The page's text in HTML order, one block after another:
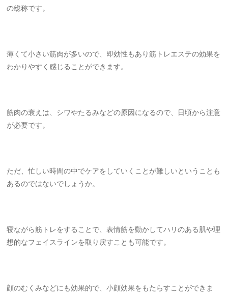
の総称です。
薄くて小さい筋肉が多いので、即効性もあり筋トレエステの効果を
わかりやすく感じることができます。
筋肉の衰えは、シワやたるみなどの原因になるので、日頃から注意
が必要です。
ただ、忙しい時間の中でケアをしていくことが難しいということも
あるのではないでしょうか。
寝ながら筋トレをすることで、表情筋を動かしてハリのある肌や理
想的なフェイスラインを取り戻すことも可能です。
顔のむくみなどにも効果的で、小顔効果をもたらすことができま